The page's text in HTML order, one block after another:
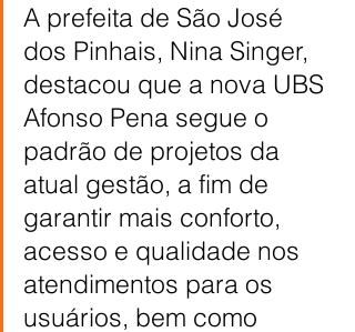
A prefeita de São José
dos Pinhais, Nina Singer,
destacou que a nova UBS
Afonso Pena segue o
padrão de projetos da
atual gestão, a fim de
garantir mais conforto,
acesso e qualidade nos
atendimentos para os
usuários, bem como